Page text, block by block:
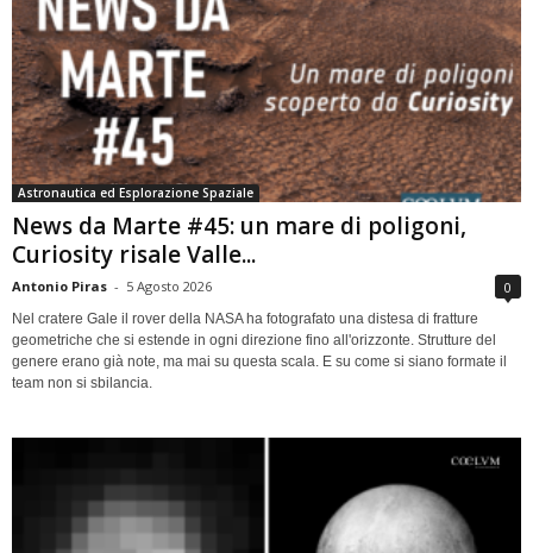
Astronautica ed Esplorazione Spaziale
News da Marte #45: un mare di poligoni,
Curiosity risale Valle...
Antonio Piras - 5 Agosto 2026 0
Nel cratere Gale il rover della NASA ha fotografato una distesa di fratture
geometriche che si estende in ogni direzione fino all'orizzonte. Strutture del
genere erano già note, ma mai su questa scala. E su come si siano formate il
team non si sbilancia.